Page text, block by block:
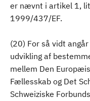
er nævnt i artikel 1,
1999/437/EF.
(20) For så vidt
udvikling af
mellem Den
Fællesskab og Det
Schweiziske